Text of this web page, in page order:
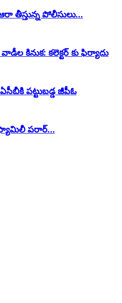
తీస్తున్న పోలీసులు…
కినుక: కలెక్టర్ కు ఫిర్యాదు
పట్టుబడ్డ జీపీఓ
ఫ్యామిలీ పరార్…